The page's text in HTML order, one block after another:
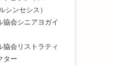
シンセシス）
協会シニアヨガイ
協会リストラティ
ター